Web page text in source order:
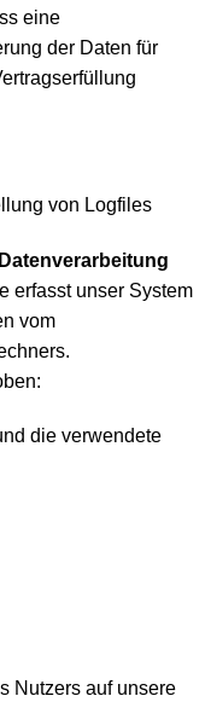
eine
der Daten für
von Logfiles
erfasst unser System
vom
die verwendete
Nutzers auf unsere